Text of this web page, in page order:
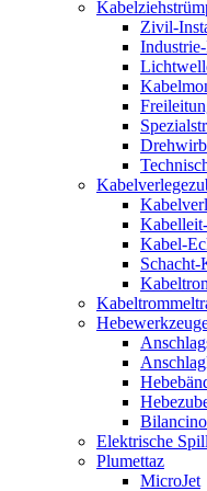
Zivil-
Kabel-
Schacht-
Elektrische
Plumettaz
MicroJet